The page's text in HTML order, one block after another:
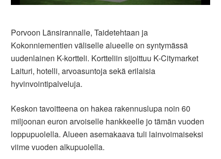
Porvoon Länsirannalle, Taidetehtaan ja
Kokonniementien väliselle alueelle on syntymässä
uudenlainen K-kortteli. Kortteliin sijoittuu K-Citymarket
Laituri, hotelli, arvoasuntoja sekä erilaisia
hyvinvointipalveluja.
Keskon tavoitteena on hakea rakennuslupa noin 60
miljoonan euron arvoiselle hankkeelle jo tämän vuoden
loppupuolella. Alueen asemakaava tuli lainvoimaiseksi
viime vuoden alkupuolella.